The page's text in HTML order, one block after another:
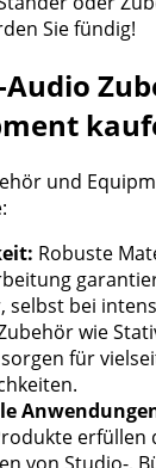
Sie fündig!
und
Robuste
selbst bei
wie
für
erfüllen
von Studio-,